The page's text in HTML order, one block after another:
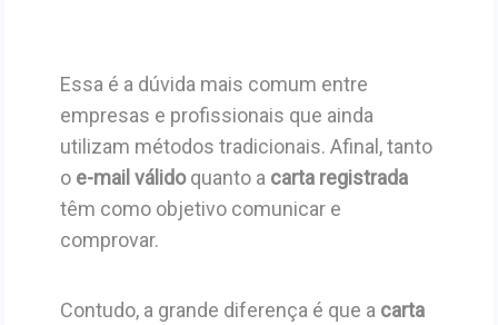
Essa é a dúvida mais comum entre
empresas e profissionais que ainda
utilizam métodos tradicionais. Afinal, tanto
o e-mail válidoquanto a carta registrada
têm como objetivo comunicar e
comprovar.
Contudo, a grande diferença é que a carta